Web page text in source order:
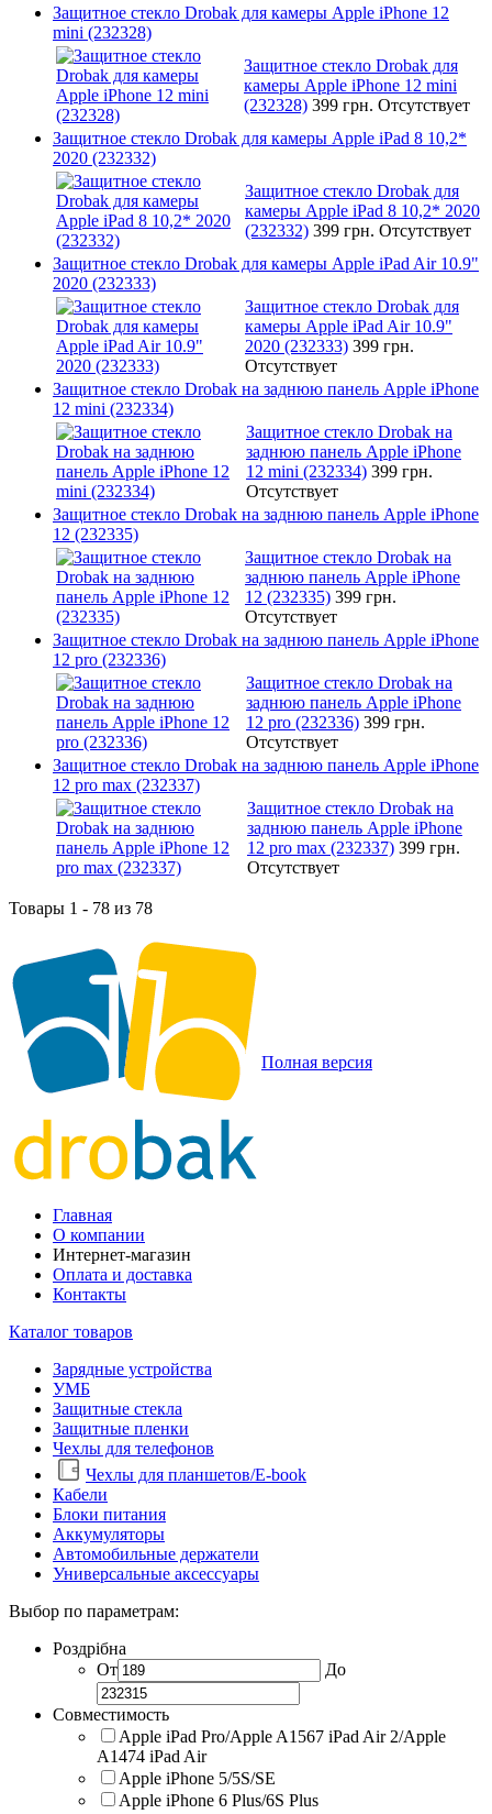
Защитное стекло Drobak для камеры Apple iPhone 12
mini (232328)
Защитное стекло Drobak для
камеры Apple iPhone 12 mini
(232328) 399 грн. Отсутствует
Защитное стекло Drobak для камеры Apple iPad 8 10,2*
2020 (232332)
Защитное стекло Drobak для
камеры Apple iPad 8 10,2* 2020
(232332) 399 грн. Отсутствует
Защитное стекло Drobak для камеры Apple iPad Air 10.9"
2020 (232333)
Защитное стекло Drobak для
камеры Apple iPad Air 10.9"
2020 (232333) 399 грн.
Отсутствует
Защитное стекло Drobak на заднюю панель Apple iPhone
12 mini (232334)
Защитное стекло Drobak на
заднюю панель Apple iPhone
12 mini (232334) 399 грн.
Отсутствует
Защитное стекло Drobak на заднюю панель Apple iPhone
12 (232335)
Защитное стекло Drobak на
заднюю панель Apple iPhone
12 (232335) 399 грн.
Отсутствует
Защитное стекло Drobak на заднюю панель Apple iPhone
12 pro (232336)
Защитное стекло Drobak на
заднюю панель Apple iPhone
12 pro (232336) 399 грн.
Отсутствует
Защитное стекло Drobak на заднюю панель Apple iPhone
12 pro max (232337)
Защитное стекло Drobak на
заднюю панель Apple iPhone
12 pro max (232337) 399 грн.
Отсутствует
Товары 1 - 78 из 78
Полная версия
Главная
О компании
Интернет-магазин
Оплата и доставка
Контакты
Каталог товаров
Зарядные устройства
УМБ
Защитные стекла
Защитные пленки
Чехлы для телефонов
Чехлы для планшетов/E-book
Кабели
Блоки питания
Аккумуляторы
Автомобильные держатели
Универсальные аксессуары
Выбор по параметрам:
Роздрібна
От
До
Совместимость
Apple iPad Pro/Apple A1567 iPad Air 2/Apple
A1474 iPad Air
Apple iPhone 5/5S/SE
Apple iPhone 6 Plus/6S Plus